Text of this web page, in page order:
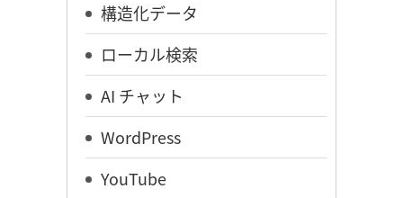
構造化データ
ローカル検索
AI チャット
WordPress
YouTube